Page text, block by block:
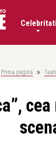
Prima pagină